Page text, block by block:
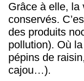
Grâce à elle, la
conservés.
des produits
pollution). Où
pépins de
cajou…).